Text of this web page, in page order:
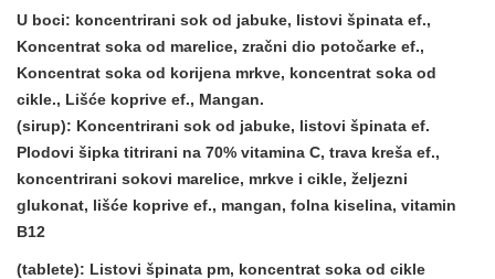
U boci: koncentrirani sok od jabuke, listovi špinata ef.,
Koncentrat soka od marelice, zračni dio potočarke ef.,
Koncentrat soka od korijena mrkve, koncentrat soka od
cikle., Lišće koprive ef., Mangan.
(sirup): Koncentrirani sok od jabuke, listovi špinata ef.
Plodovi šipka titrirani na 70% vitamina C, trava kreša ef.,
koncentrirani sokovi marelice, mrkve i cikle, željezni
glukonat, lišće koprive ef., mangan, folna kiselina, vitamin
B12
(tablete): Listovi špinata pm, koncentrat soka od cikle